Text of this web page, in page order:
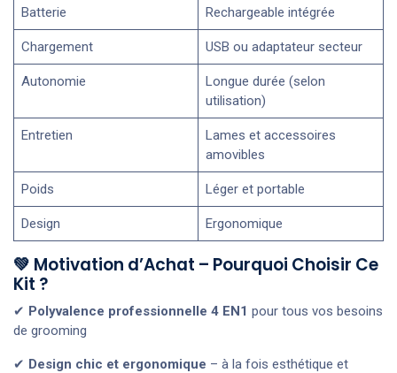
Batterie Rechargeable intégrée
Chargement USB ou adaptateur secteur
Autonomie
Longue durée (selon
utilisation)
Entretien
Lames et accessoires
amovibles
Poids Léger et portable
Design Ergonomique
💚 Motivation d’Achat – Pourquoi Choisir Ce
Kit ?
✔ Polyvalence professionnelle 4 EN1 pour tous vos besoins
de grooming
✔ Design chic et ergonomique – à la fois esthétique et